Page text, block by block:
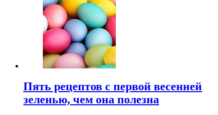
Пять рецептов с первой весенней
зеленью, чем она полезна